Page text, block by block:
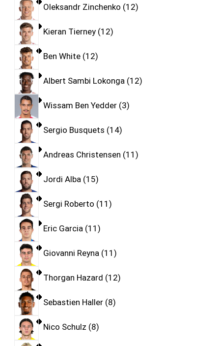
Oleksandr Zinchenko 12
Kieran Tierney 12
Ben White 12
Albert Sambi Lokonga 12
Wissam Ben Yedder 3
Sergio Busquets 14
Andreas Christensen 11
Jordi Alba 15
Sergi Roberto 11
Eric Garcia 11
Giovanni Reyna 11
Thorgan Hazard 12
Sebastien Haller 8
Nico Schulz 8